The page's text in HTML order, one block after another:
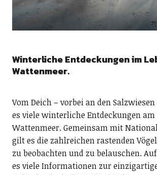
Winterliche Entdeckungen im
Wattenmeer.
Vom Deich – vorbei an den
es viele winterliche Entdeckungen am
Wattenmeer. Gemeinsam mit
gilt es die zahlreichen rastenden
zu beobachten und zu belauschen.
es viele Informationen zur